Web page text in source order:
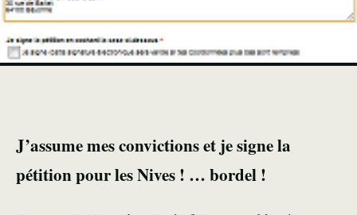
J’assume mes convictions et je signe la
pétition pour les Nives ! … bordel !